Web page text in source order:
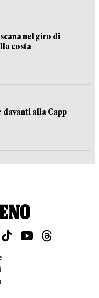
nel giro di
costa
davanti alla Capp